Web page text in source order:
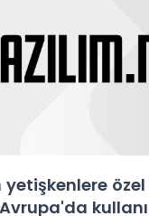
yetişkenlere